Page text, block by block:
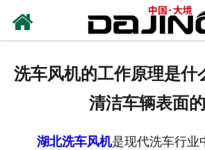
洗车风机的工作原理是什
清洁车辆表面
湖北洗车风机是现代洗车行业